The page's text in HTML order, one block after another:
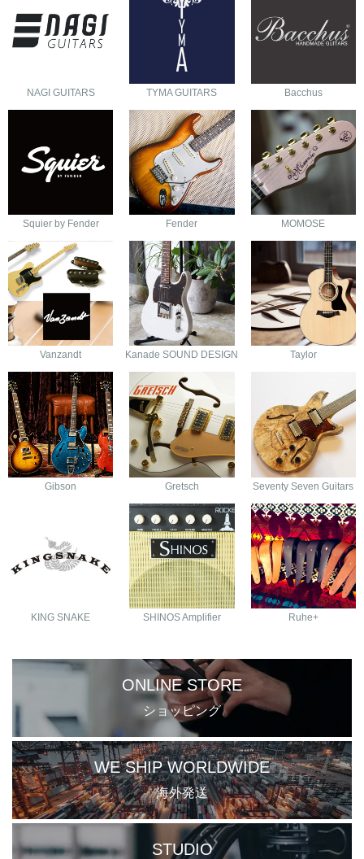
NAGI GUITARS TYMA GUITARS Bacchus
Squier by Fender Fender MOMOSE
Vanzandt Kanade SOUND DESIGN Taylor
Gibson Gretsch Seventy Seven Guitars
KING SNAKE SHINOS Amplifier Ruhe+
ONLINE STORE
ショッピング
WE SHIP WORLDWIDE
海外発送
STUDIO